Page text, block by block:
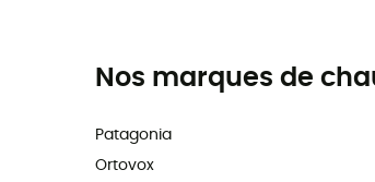
Nos marques de
Patagonia
Ortovox